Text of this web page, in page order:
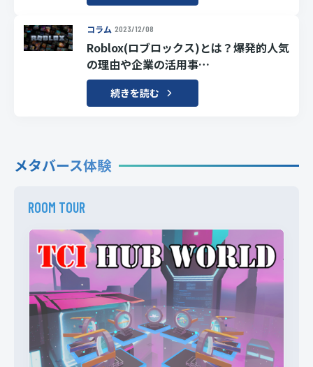
コラム 2023/12/08
Roblox(ロブロックス)とは？爆発的人気
の理由や企業の活用事…
続きを読む
メタバース体験
ROOM TOUR